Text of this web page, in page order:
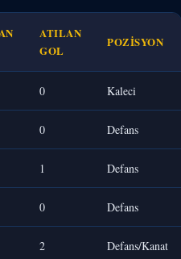
ATILAN
GOL
POZISYON
0 Kaleci
0 Defans
1 Defans
0 Defans
2 Defans/Kanat